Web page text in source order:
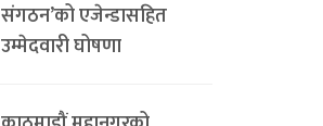
संगठन’को एजेन्डासहित
उम्मेदवारी घोषणा